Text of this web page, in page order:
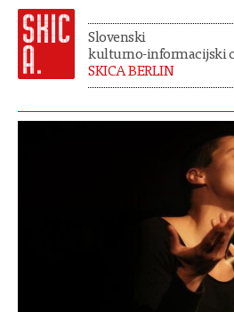
Slovenski
kulturno-informacijski
SKICA BERLIN